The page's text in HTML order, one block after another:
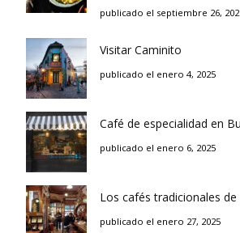
publicado el septiembre 26,
Visitar Caminito
publicado el enero 4, 2025
Café de especialidad en
publicado el enero 6, 2025
Los cafés tradicionales
publicado el enero 27, 2025